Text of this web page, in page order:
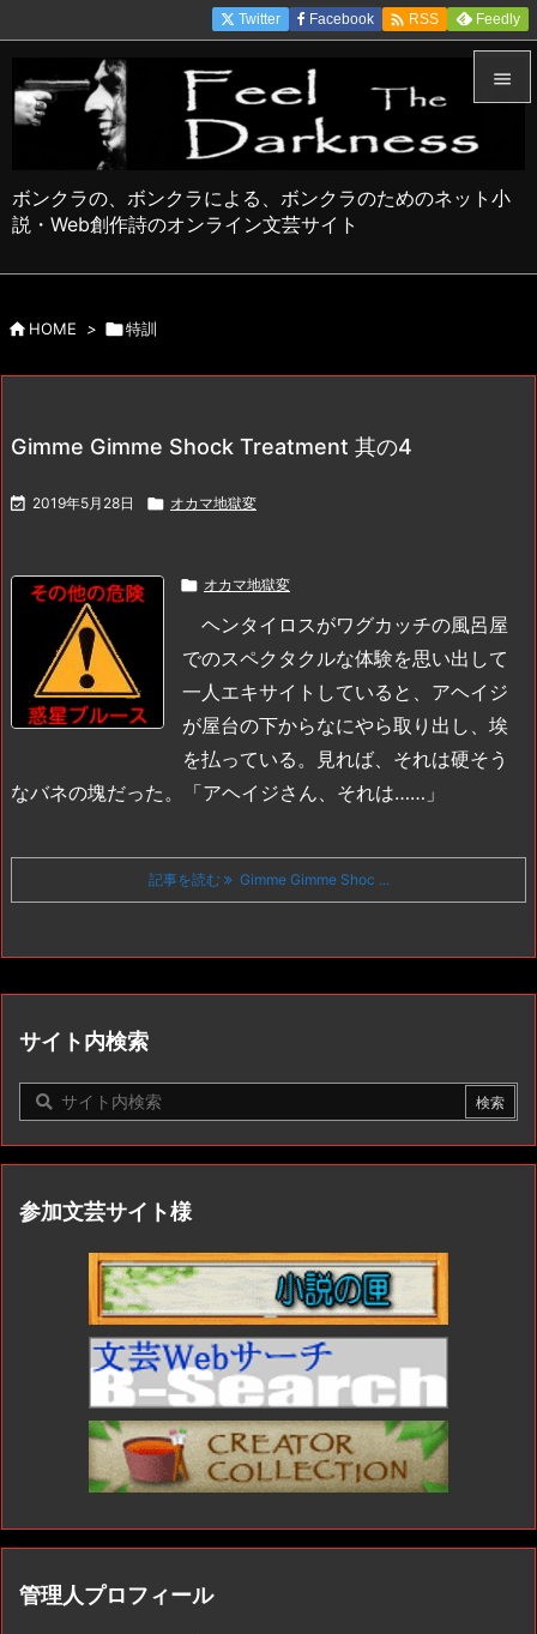
ボンクラの、ボンクラによる、ボンクラのためのネット小
説・Web創作詩のオンライン文芸サイト



Twitter Facebook  RSS Feedly
HOME > 特訓
Gimme Gimme Shock Treatment 其の4
 2019年5月28日  オカマ地獄変
 オカマ地獄変
ヘンタイロスがワグカッチの風呂屋
でのスペクタクルな体験を思い出して
一人エキサイトしていると、アヘイジ
が屋台の下からなにやら取り出し、埃
を払っている。見れば、それは硬そう
なバネの塊だった。
「アヘイジさん、それは……」
記事を読む Gimme Gimme Shoc ...
サイト内検索
参加文芸サイト様
管理人プロフィール